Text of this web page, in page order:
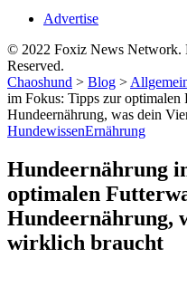
Advertise
© 2022 Foxiz News Network.
Reserved.
Chaoshund > Blog >
im Fokus: Tipps zur optimalen
Hundeernährung, was dein
HundewissenErnährung
Hundeernährung
optimalen
Hundeernährung,
wirklich braucht